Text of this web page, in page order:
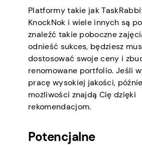
Platformy takie jak
KnockNok i wiele innych są
znaleźć takie poboczne
odnieść sukces, będziesz
dostosować swoje ceny i
renomowane portfolio. Jeśli
pracę wysokiej jakości,
możliwości znajdą Cię dzięki
rekomendacjom.
Potencjalne